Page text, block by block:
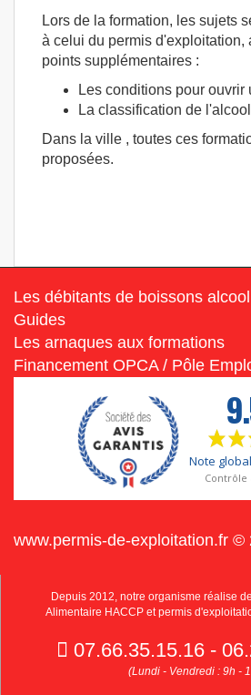
Lors de la formation, les sujets
à celui du permis d'exploitation,
points supplémentaires :
Les conditions pour ouvrir
La classification de
Dans la ville , toutes ces
proposées.
Les débitants de boissons alcool
Guides
Les arnaques aux formations
Financement OPCA / Pôle
www.permis-de-exploitation.fr ©
Depuis 2012, notre organisme réalise
Alimentaire HACCP et permis
07.66.35.15.16 -
(Lundi - Vendredi : 9h -